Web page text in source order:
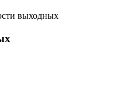
выходных